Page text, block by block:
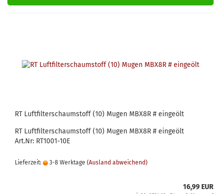
RT Luftfilterschaumstoff (10) Mugen MBX8R # eingeölt
RT Luftfilterschaumstoff (10) Mugen MBX8R # eingeölt
Art.Nr: RT1001-10E
Lieferzeit: 3-8 Werktage (Ausland abweichend)
16,99 EUR